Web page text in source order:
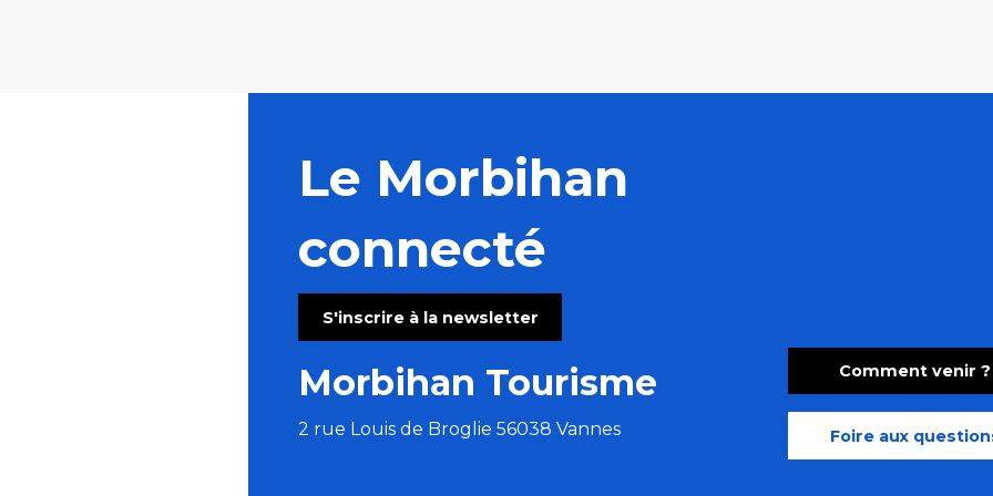
Le Morbihan
connecté
S'inscrire à la newsletter
Morbihan Tourisme
2 rue Louis de Broglie 56038 Vannes
Comment venir ?
Foire aux